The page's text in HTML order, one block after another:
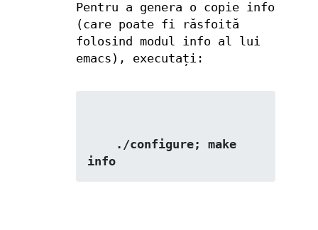
Pentru a genera o copie info
(care poate fi răsfoită
folosind modul info al lui
emacs), executați:
info